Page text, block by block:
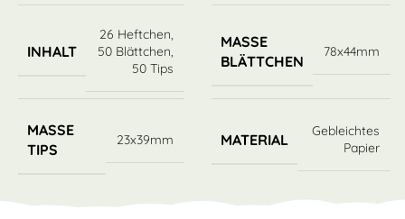
INHALT
26 Heftchen
50 Blättchen
50 Tips
MASSE B
LÄTTCHEN
78x44mm
MASSE T
IPS
23x39mm MATERIAL
Gebleichtes
Papier